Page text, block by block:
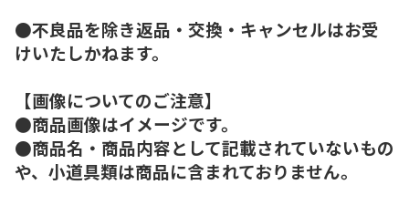
●不良品を除き返品・交換・キャンセルはお受
けいたしかねます。
【画像についてのご注意】
●商品画像はイメージです。
●商品名・商品内容として記載されていないもの
や、小道具類は商品に含まれておりません。